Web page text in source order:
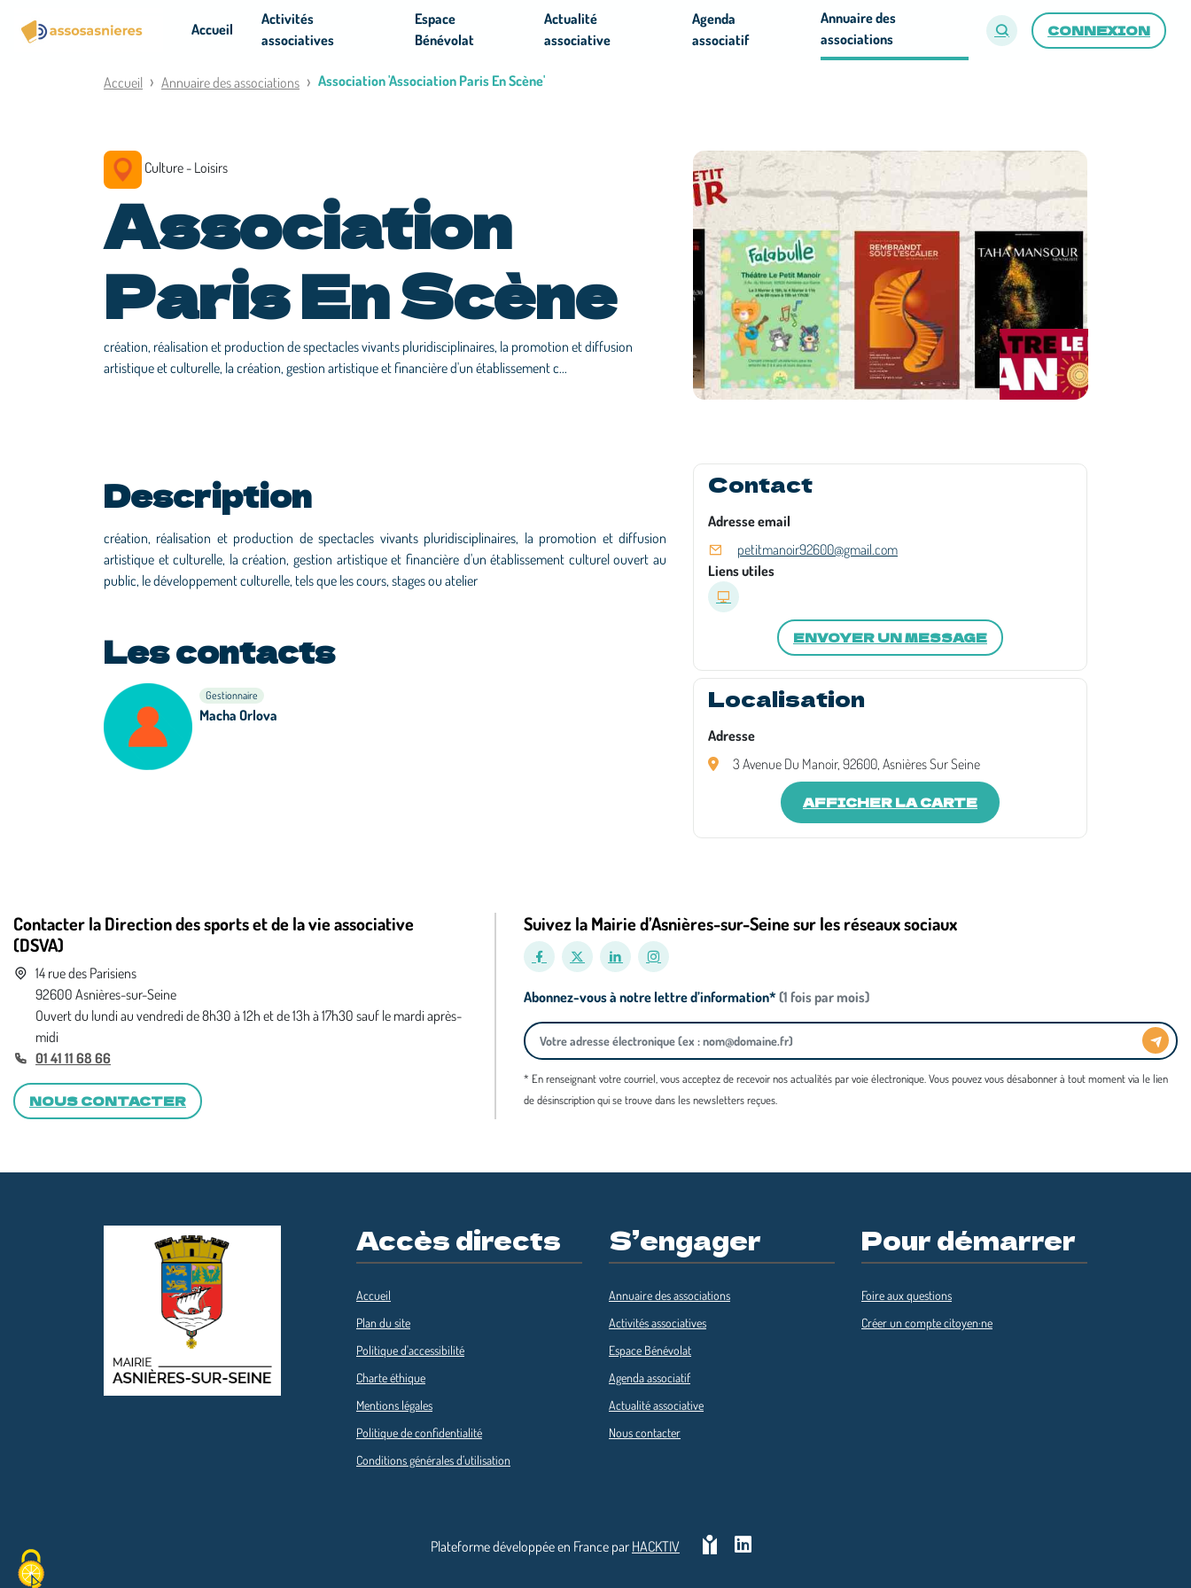
CONNEXION
Accueil
Activités
associatives
Espace
Bénévolat
Actualité
associative
Agenda
associatif
Annuaire des
associations
Accueil Annuaire des associations Association 'Association Paris En Scène'
Culture - Loisirs
Association
Paris En Scène
création, réalisation et production de spectacles vivants pluridisciplinaires, la promotion et diffusion
artistique et culturelle, la création, gestion artistique et financière d'un établissement c...
Description
création, réalisation et production de spectacles vivants pluridisciplinaires, la promotion et diffusion
artistique et culturelle, la création, gestion artistique et financière d'un établissement culturel ouvert au
public, le développement culturelle, tels que les cours, stages ou atelier
Les contacts
Gestionnaire
Macha Orlova
Contact
Adresse email
petitmanoir92600@gmail.com
Liens utiles
ENVOYER UN MESSAGE
Localisation
Adresse
3 Avenue Du Manoir, 92600, Asnières Sur Seine
AFFICHER LA CARTE
Contacter la Direction des sports et de la vie associative
(DSVA)
14 rue des Parisiens
92600 Asnières-sur-Seine
Ouvert du lundi au vendredi de 8h30 à 12h et de 13h à 17h30 sauf le mardi après-
midi
01 41 11 68 66
NOUS CONTACTER
Suivez la Mairie d’Asnières-sur-Seine sur les réseaux sociaux
Abonnez-vous à notre lettre d’information* (1 fois par mois)
* En renseignant votre courriel, vous acceptez de recevoir nos actualités par voie électronique. Vous pouvez vous désabonner à tout moment via le lien
de désinscription qui se trouve dans les newsletters reçues.
Accès directs
Accueil
Plan du site
Politique d'accessibilité
Charte éthique
Mentions légales
Politique de confidentialité
Conditions générales d’utilisation
S’engager
Annuaire des associations
Activités associatives
Espace Bénévolat
Agenda associatif
Actualité associative
Nous contacter
Pour démarrer
Foire aux questions
Créer un compte citoyen·ne
Plateforme développée en France par HACKTIV